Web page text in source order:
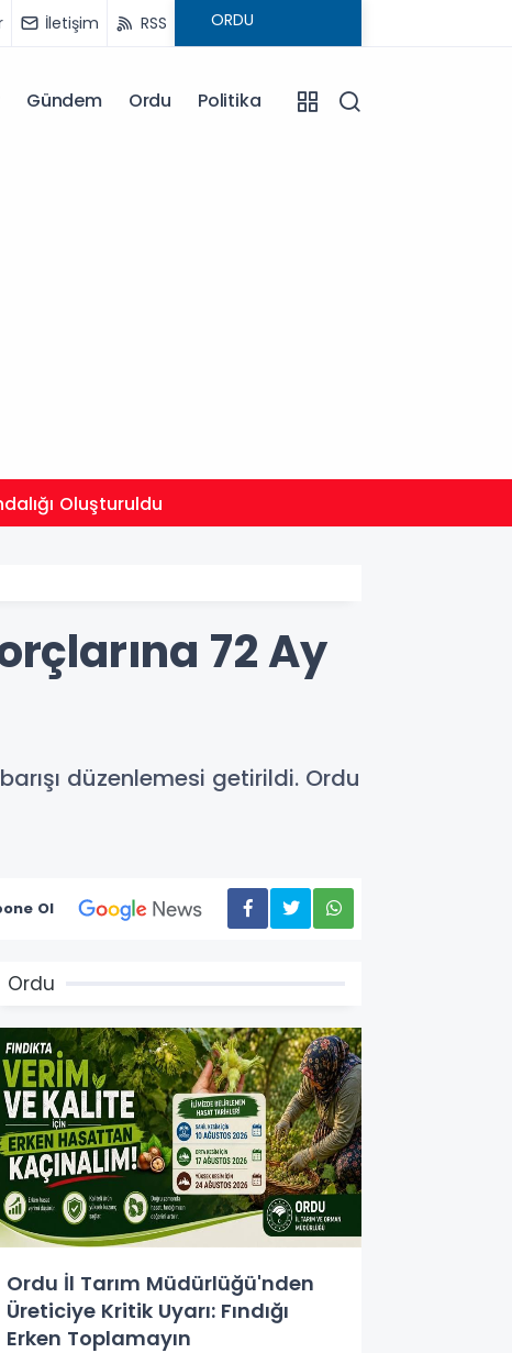
İletişim RSS
Gündem Ordu Politika
Oluşturuldu
72 Ay
düzenlemesi getirildi. Ordu
Ol
Ordu
Ordu İl Tarım Müdürlüğü'nden
Üreticiye Kritik Uyarı: Fındığı
Erken Toplamayın